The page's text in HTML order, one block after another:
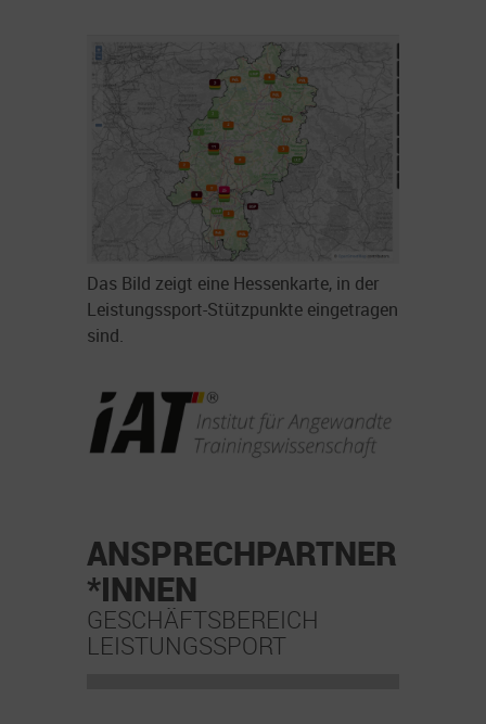
Das Bild zeigt eine Hessenkarte, in der
Leistungssport-Stützpunkte eingetragen
sind.
ANSPRECHPARTNER
*INNEN
GESCHÄFTSBEREICH
LEISTUNGSSPORT